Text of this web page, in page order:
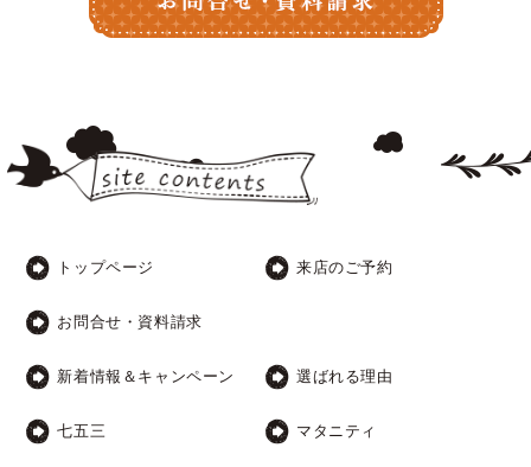
トップページ 来店のご予約
お問合せ・資料請求
新着情報＆キャンペーン 選ばれる理由
七五三 マタニティ